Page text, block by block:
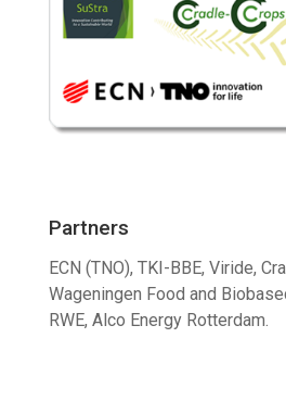
Partners
ECN (TNO), TKI-BBE, Viride,
Wageningen Food and
RWE, Alco Energy Rotterdam.